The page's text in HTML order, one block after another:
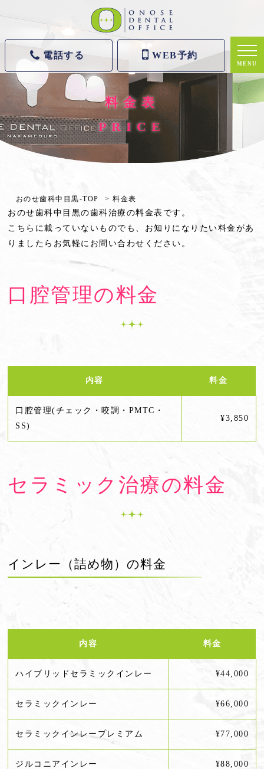
電話する WEB予約
MENU
料金表
PRICE
おのせ歯科中目黒-TOP 料金表
おのせ歯科中目黒の歯科治療の料金表です。
こちらに載っていないものでも、お知りになりたい料金があ
りましたらお気軽にお問い合わせください。
口腔管理の料金
内容 料金
口腔管理(チェック・咬調・PMTC・
SS)
¥3,850
セラミック治療の料金
インレー（詰め物）の料金
内容 料金
ハイブリッドセラミックインレー ¥44,000
セラミックインレー ¥66,000
セラミックインレープレミアム ¥77,000
ジルコニアインレー ¥88,000